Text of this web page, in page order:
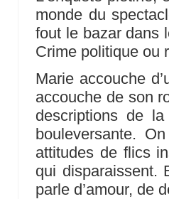
monde du
fout le bazar dans
Crime politique ou
Marie accouche
accouche de son
descriptions de
bouleversante.
attitudes de flics
qui disparaissent.
parle d’amour, de